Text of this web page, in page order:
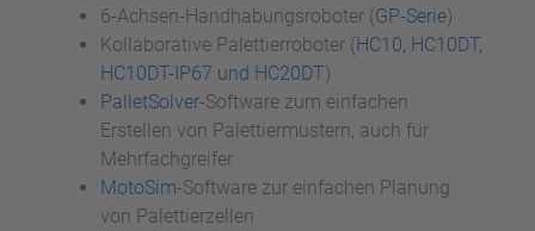
6-Achsen-Handhabungsroboter (GP-Serie)
Kollaborative Palettierroboter (HC10, HC10DT,
HC10DT-IP67 und HC20DT)
PalletSolver-Software zum einfachen
Erstellen von Palettiermustern, auch für
Mehrfachgreifer
MotoSim-Software zur einfachen Planung
von Palettierzellen